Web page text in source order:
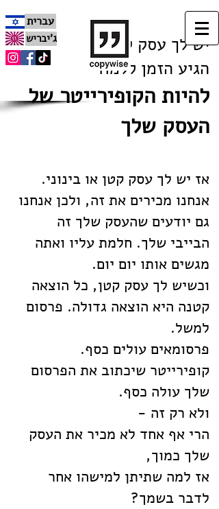
עברית
ג'יבריש
יש לך עסק קטן?
הגיע הזמן ללמוד
להיות הקופירייטר של
העסק שלך
אז יש לך עסק קטן או בינוני.
אנחנו מכירים את זה, ולכן אנחנו
גם יודעים שהעסק שלך זה
הבייבי שלך. חלמת עליו ואתה
מגשים אותו יום יום.
וכשיש לך עסק קטן, כל הוצאה
קטנה היא הוצאה גדולה. פרסום
למשל.
פרסומאים עולים כסף.
קופירייטר שיכתוב את הפרסום
שלך עולה כסף.
ולא רק זה -
הרי אף אחד לא מכיר את העסק
שלך כמוך,
אז למה שתיתן למישהו אחר
לדבר בשמך?